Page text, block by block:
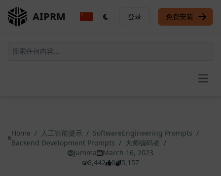
AIPRM 登录 免费安装
Home / 人工智能提示 / SoftwareEngineering Prompts /
Backend Development Prompts / 大师编码者 /
Jumma
March 16, 2023
8,442
0 5,157